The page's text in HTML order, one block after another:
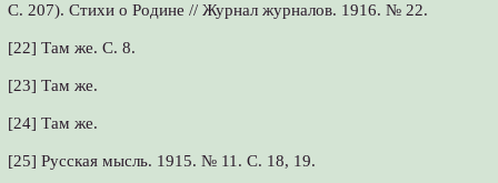
С. 207). Стихи о Родине // Журнал журналов. 1916. № 22.
[22] Там же. С. 8.
[23] Там же.
[24] Там же.
[25] Русская мысль. 1915. № 11. С. 18, 19.